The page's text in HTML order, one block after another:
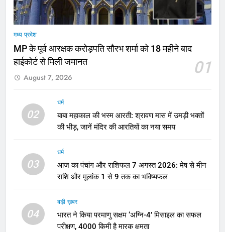
मध्य प्रदेश
MP के पूर्व आरक्षक करोड़पति सौरभ शर्मा को 18 महीने बाद
हाईकोर्ट से मिली जमानत
01
August 7, 2026
02
धर्म
बाबा महाकाल की भस्म आरती: श्रावण मास में उमड़ी भक्तों
की भीड़, जानें मंदिर की आरतियों का नया समय
03
धर्म
आज का पंचांग और राशिफल 7 अगस्त 2026: मेष से मीन
राशि और मूलांक 1 से 9 तक का भविष्यफल
04
बड़ी ख़बर
भारत ने किया परमाणु सक्षम ‘अग्नि-4’ मिसाइल का सफल
परीक्षण, 4000 किमी है मारक क्षमता